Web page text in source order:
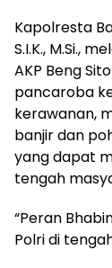
Kapolresta
S.I.K., M.Si.,
AKP Beng
pancaroba
kerawanan,
banjir dan
yang dapat
tengah
“Peran
Polri di